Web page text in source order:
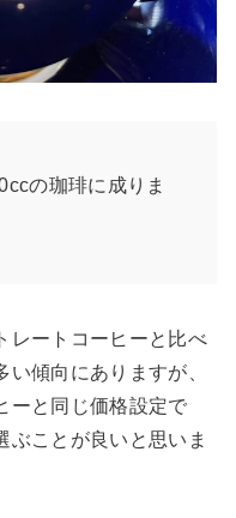
の珈琲に成りま
レートコーヒーと比べ
傾向にありますが、
ーと同じ価格設定で
ぶことが良いと思いま